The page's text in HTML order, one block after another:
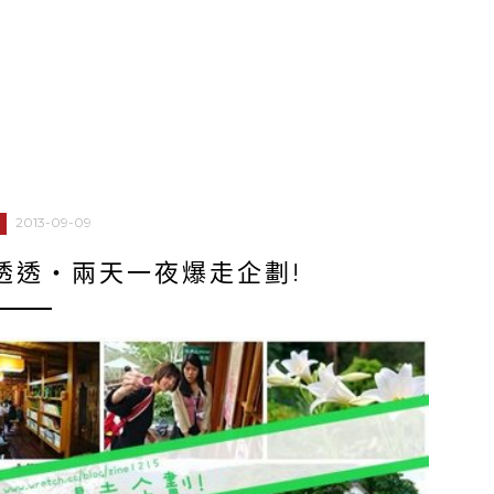
2013-09-09
透‧兩天一夜爆走企劃!